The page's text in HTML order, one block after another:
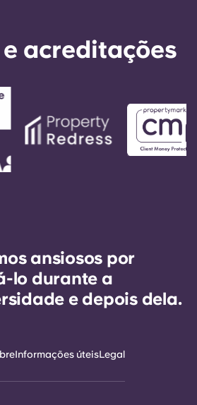
acreditações
ansiosos por
lo durante a
e depois dela.
Informações úteisLegal